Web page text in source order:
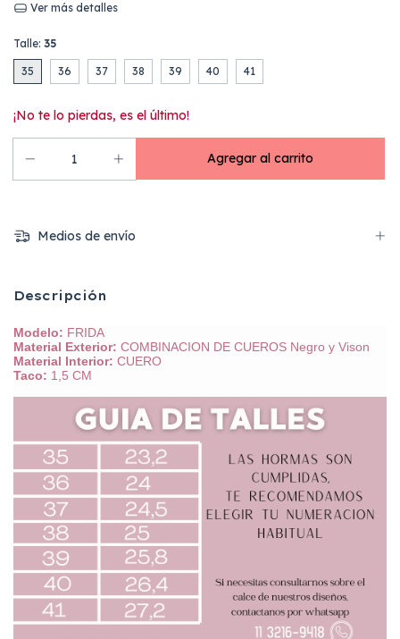
Ver más detalles
Talle: 35
35 36 37 38 39 40 41
¡No te lo pierdas, es el último!
Medios de envío
Descripción
Modelo: FRIDA
Material Exterior: COMBINACION DE CUEROS Negro y Vison
Material Interior: CUERO
Taco: 1,5 CM